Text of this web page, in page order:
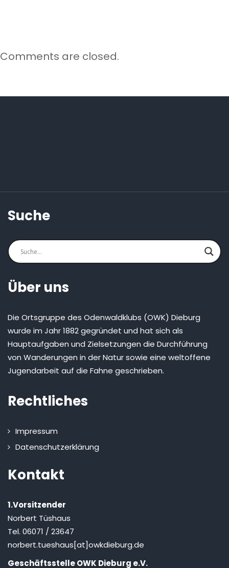
Comments are closed.
Suche
Über uns
Die Ortsgruppe des Odenwaldklubs (OWK) Dieburg
wurde im Jahr 1882 gegründet und hat sich als
Hauptaufgaben und Zielsetzungen die Durchführung
von Wanderungen in der Natur sowie eine weltoffene
Jugendarbeit auf die Fahne geschrieben.
Rechtliches
Impressum
Datenschutzerklärung
Kontakt
1.Vorsitzender
Norbert Tüshaus
Tel. 06071 / 23647
norbert.tueshaus[at]owkdieburg.de
Geschäftsstelle OWK Dieburg e.V.